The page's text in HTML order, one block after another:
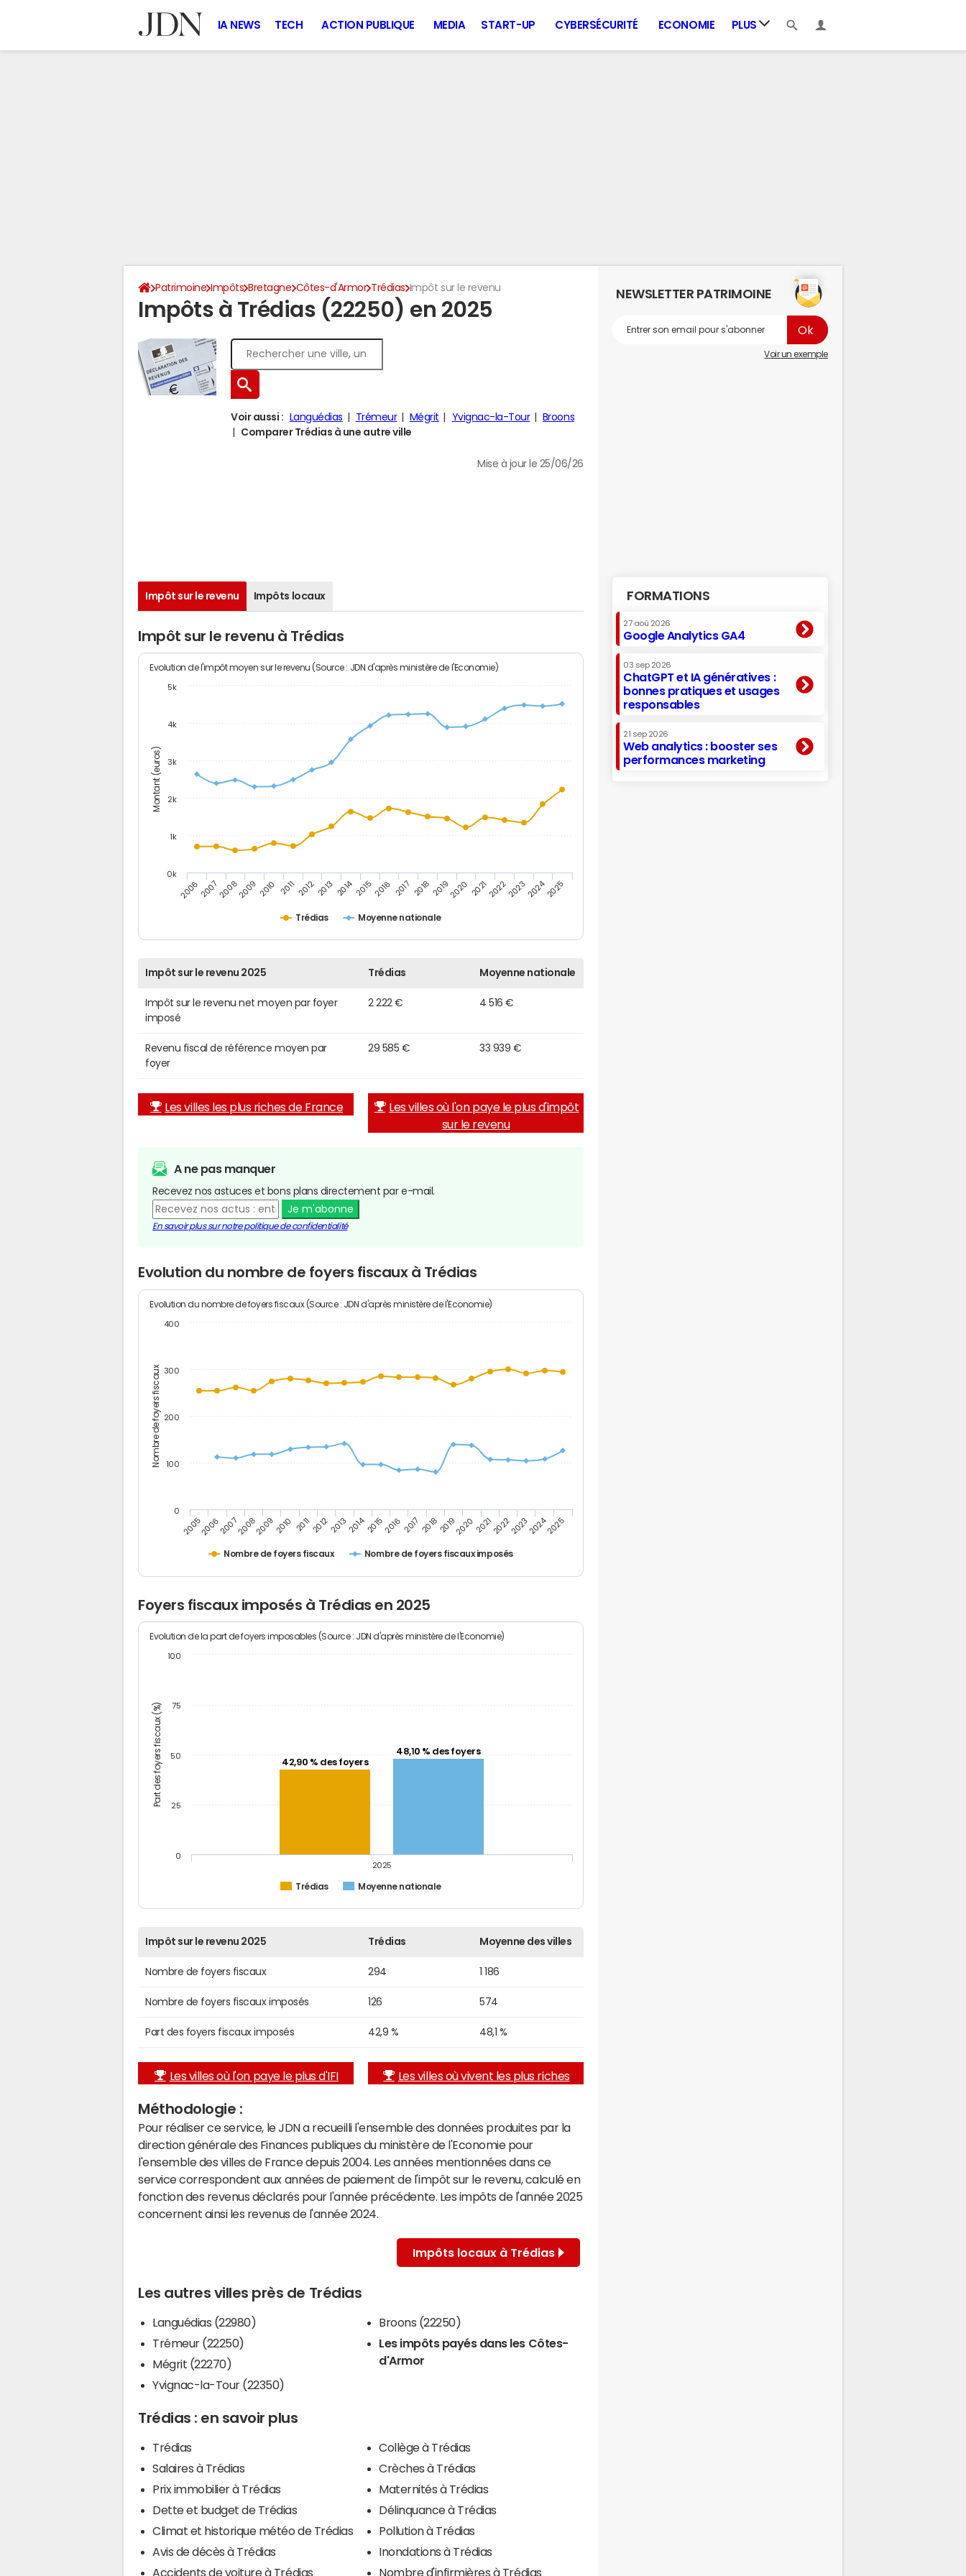
IA NEWS TECH ACTION PUBLIQUE MEDIA START-UP CYBERSÉCURITÉ ECONOMIE PLUS
Patrimoine Impôts Bretagne Côtes-d'Armor Trédias Impôt sur le revenu
Impôts à Trédias (22250) en 2025
Voir aussi : Languédias Trémeur Mégrit Yvignac-la-Tour
Broons
Comparer Trédias à une autre ville
Mise à jour le 25/06/26
Impôt sur le revenu Impôts locaux
Impôt sur le revenu à Trédias
Montant (euros)
Evolution de l'impôt moyen sur le revenu (Source : JDN d'après ministère de l'Economie)
Trédias Moyenne nationale
20062007200820092010 2011 20122013 201420152016 2017 201820192020 20212022202320242025
0k
1k
2k
3k
4k
5k
Impôt sur le revenu 2025 Trédias Moyenne nationale
Impôt sur le revenu net moyen par foyer
imposé
2 222 € 4 516 €
Revenu fiscal de référence moyen par
foyer
29 585 € 33 939 €
Les villes les plus riches de France
Les villes où l'on paye le plus d'impôt
sur le revenu
A ne pas manquer
Recevez nos astuces et bons plans directement par e-mail.
Je m'abonne
En savoir plus sur notre politique de confidentialité
Evolution du nombre de foyers fiscaux à Trédias
Nombre de foyers fiscaux
Evolution du nombre de foyers fiscaux (Source : JDN d'après ministère de l'Economie)
Nombre de foyers fiscaux Nombre de foyers fiscaux imposés
200520062007200820092010 201120122013201420152016 2017 20182019202020212022202320242025
0
100
200
300
400
Foyers fiscaux imposés à Trédias en 2025
Part des foyers fiscaux (%)
Evolution de la part de foyers imposables (Source : JDN d'après ministère de l'Economie)
42,90 % des foyers
48,10 % des foyers
Trédias Moyenne nationale
2025
0
25
50
75
100
Impôt sur le revenu 2025 Trédias Moyenne des villes
Nombre de foyers fiscaux 294 1 186
Nombre de foyers fiscaux imposés 126 574
Part des foyers fiscaux imposés 42,9 % 48,1 %
Les villes où l'on paye le plus d'IFI Les villes où vivent les plus riches
Méthodologie :
Pour réaliser ce service, le JDN a recueilli l'ensemble des données produites par la
direction générale des Finances publiques du ministère de l'Economie pour
l'ensemble des villes de France depuis 2004. Les années mentionnées dans ce
service correspondent aux années de paiement de l'impôt sur le revenu, calculé en
fonction des revenus déclarés pour l'année précédente. Les impôts de l'année 2025
concernent ainsi les revenus de l'année 2024.
Impôts locaux à Trédias
Les autres villes près de Trédias
Languédias (22980)
Trémeur (22250)
Mégrit (22270)
Yvignac-la-Tour (22350)
Broons (22250)
Les impôts payés dans les Côtes-
d'Armor
Trédias : en savoir plus
Trédias
Salaires à Trédias
Prix immobilier à Trédias
Dette et budget de Trédias
Climat et historique météo de Trédias
Avis de décès à Trédias
Accidents de voiture à Trédias
Collège à Trédias
Crèches à Trédias
Maternités à Trédias
Délinquance à Trédias
Pollution à Trédias
Inondations à Trédias
Nombre d'infirmières à Trédias
NEWSLETTER PATRIMOINE
Voir un exemple
FORMATIONS
27 aoû 2026
Google Analytics GA4
03 sep 2026
ChatGPT et IA génératives :
bonnes pratiques et usages
responsables
21 sep 2026
Web analytics : booster ses
performances marketing